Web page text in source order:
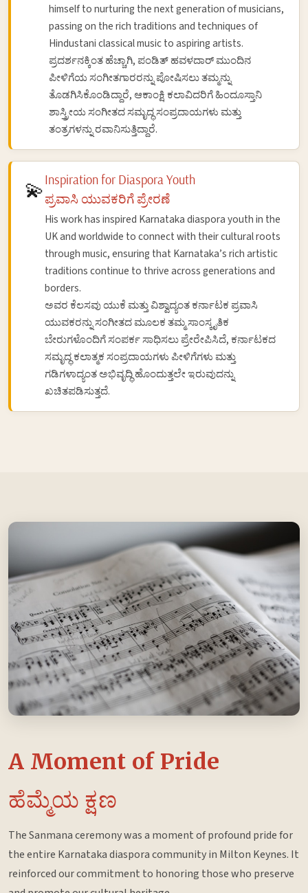
himself to nurturing the next generation of musicians,
passing on the rich traditions and techniques of
Hindustani classical music to aspiring artists.
ಪ್ರದರ್ಶನಕ್ಕಿಂತ ಹೆಚ್ಚಾಗಿ, ಪಂಡಿತ್ ಹವಳದಾರ್ ಮುಂದಿನ
ಪೀಳಿಗೆಯ ಸಂಗೀತಗಾರರನ್ನು ಪೋಷಿಸಲು ತಮ್ಮನ್ನು
ತೊಡಗಿಸಿಕೊಂಡಿದ್ದಾರೆ, ಆಕಾಂಕ್ಷಿ ಕಲಾವಿದರಿಗೆ ಹಿಂದೂಸ್ತಾನಿ
ಶಾಸ್ತ್ರೀಯ ಸಂಗೀತದ ಸಮೃದ್ಧ ಸಂಪ್ರದಾಯಗಳು ಮತ್ತು
ತಂತ್ರಗಳನ್ನು ರವಾನಿಸುತ್ತಿದ್ದಾರೆ.
💫Inspiration for Diaspora Youth
ಪ್ರವಾಸಿ ಯುವಕರಿಗೆ ಪ್ರೇರಣೆ
His work has inspired Karnataka diaspora youth in the
UK and worldwide to connect with their cultural roots
through music, ensuring that Karnataka’s rich artistic
traditions continue to thrive across generations and
borders.
ಅವರ ಕೆಲಸವು ಯುಕೆ ಮತ್ತು ವಿಶ್ವಾದ್ಯಂತ ಕರ್ನಾಟಕ ಪ್ರವಾಸಿ
ಯುವಕರನ್ನು ಸಂಗೀತದ ಮೂಲಕ ತಮ್ಮ ಸಾಂಸ್ಕೃತಿಕ
ಬೇರುಗಳೊಂದಿಗೆ ಸಂಪರ್ಕ ಸಾಧಿಸಲು ಪ್ರೇರೇಪಿಸಿದೆ, ಕರ್ನಾಟಕದ
ಸಮೃದ್ಧ ಕಲಾತ್ಮಕ ಸಂಪ್ರದಾಯಗಳು ಪೀಳಿಗೆಗಳು ಮತ್ತು
ಗಡಿಗಳಾದ್ಯಂತ ಅಭಿವೃದ್ಧಿ ಹೊಂದುತ್ತಲೇ ಇರುವುದನ್ನು
ಖಚಿತಪಡಿಸುತ್ತದೆ.
A Moment of Pride
ಹೆಮ್ಮೆಯ ಕ್ಷಣ
The Sanmana ceremony was a moment of profound pride for
the entire Karnataka diaspora community in Milton Keynes. It
reinforced our commitment to honoring those who preserve